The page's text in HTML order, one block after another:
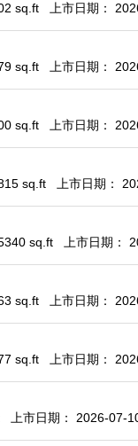
sq.ft 上市日期：
sq.ft 上市日期：
sq.ft 上市日期：
sq.ft 上市日期：
sq.ft 上市日期：
sq.ft 上市日期：
sq.ft 上市日期：
上市日期： 2026-07-